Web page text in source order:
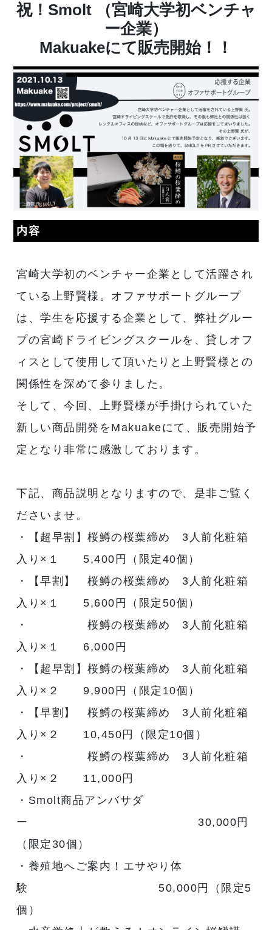
祝！Smolt （宮崎大学初ベンチャ
ー企業）
Makuakeにて販売開始！！
内容
宮崎大学初のベンチャー企業として活躍され
ている上野賢様。オファサポートグループ
は、学生を応援する企業として、弊社グルー
プの宮崎ドライビングスクールを、貸しオフ
ィスとして使用して頂いたりと上野賢様との
関係性を深めて参りました。
そして、今回、上野賢様が手掛けられていた
新しい商品開発をMakuakeにて、販売開始予
定となり非常に感激しております。
下記、商品説明となりますので、是非ご覧く
ださいませ。
・【超早割】桜鱒の桜葉締め 3人前化粧箱
入り×１ 5,400円（限定40個）
・【早割】 桜鱒の桜葉締め 3人前化粧箱
入り×１ 5,600円（限定50個）
・ 桜鱒の桜葉締め 3人前化粧箱
入り×１ 6,000円
・【超早割】桜鱒の桜葉締め 3人前化粧箱
入り×２ 9,900円（限定10個）
・【早割】 桜鱒の桜葉締め 3人前化粧箱
入り×２ 10,450円（限定10個）
・ 桜鱒の桜葉締め 3人前化粧箱
入り×２ 11,000円
・Smolt商品アンバサダ
ー 30,000円
（限定30個）
・養殖地へご案内！エサやり体
験 50,000円（限定5
個）